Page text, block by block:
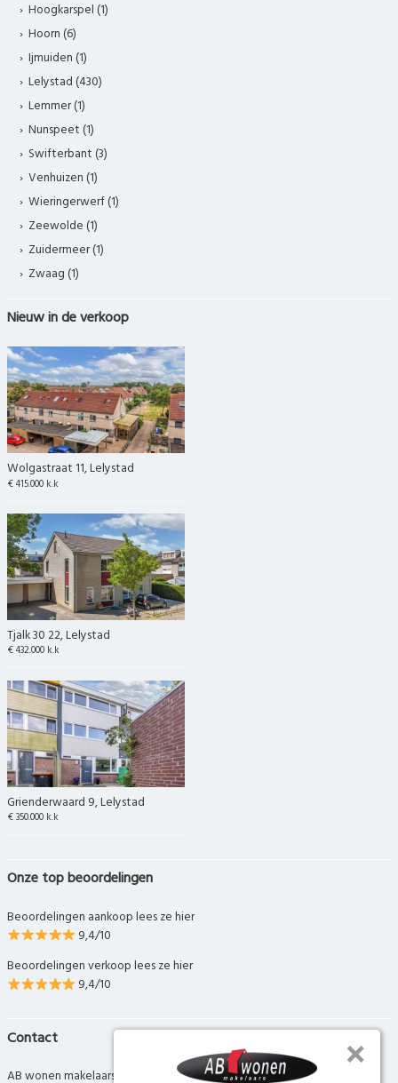
Hoogkarspel (1)
Hoorn (6)
Ijmuiden (1)
Lelystad (430)
Lemmer (1)
Nunspeet (1)
Swifterbant (3)
Venhuizen (1)
Wieringerwerf (1)
Zeewolde (1)
Zuidermeer (1)
Zwaag (1)
Nieuw in de verkoop
Wolgastraat 11, Lelystad
€ 415.000 k.k
Tjalk 30 22, Lelystad
€ 432.000 k.k
Grienderwaard 9, Lelystad
€ 350.000 k.k
Onze top beoordelingen
Beoordelingen aankoop lees ze hier
9,4/10
Beoordelingen verkoop lees ze hier
9,4/10
Contact
AB wonen makelaars